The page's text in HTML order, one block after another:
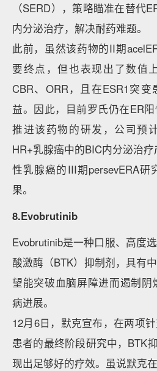
（SERD），策略瞄准在替代
内分泌治疗，解决耐药难题。
此前，虽然该药物的II期
要终点，但也表现出了数值
CBR、ORR，且在ESR1突
益。因此，目前罗氏仍在ER
推进该药物的研发，公司预
HR+乳腺癌中的BIC内分泌治
性乳腺癌的III期persevERA研
果。
8.Evobrutinib
Evobrutinib是一种口服、高度
酸激酶（BTK）抑制剂，具有
望能突破血脑屏障进而遏制阴
病进展。
12月6日，默克宣布，在两项
患者的最终阶段研究中，BTK
现出足够好的疗效。虽说默克